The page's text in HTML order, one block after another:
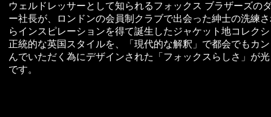
ウェルドレッサーとして知られるフォックス ブラザーズの
ー社長が、ロンドンの会員制クラブで出会った紳士の洗練
らインスピレーションを得て誕生したジャケット地コレク
正統的な英国スタイルを、「現代的な解釈」で都会でもカ
んでいただく為にデザインされた「フォックスらしさ」が
です。